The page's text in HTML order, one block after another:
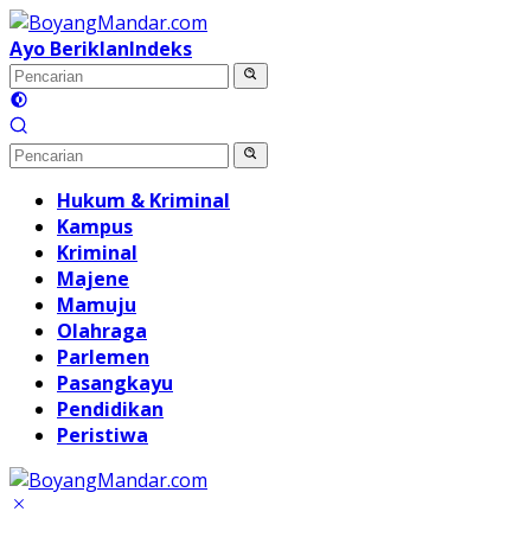
Langsung
ke
konten
Ayo BeriklanIndeks
Hukum & Kriminal
Kampus
Kriminal
Majene
Mamuju
Olahraga
Parlemen
Pasangkayu
Pendidikan
Peristiwa